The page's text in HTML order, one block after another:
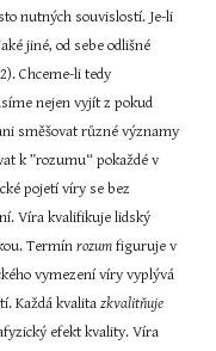
nutných souvislostí. Je-li
jiné, od sebe odlišné
Chceme-li tedy
nejen vyjít z pokud
směšovat různé významy
k ”rozumu“ pokaždé v
pojetí víry se bez
Víra kvalifikuje lidský
Termín rozum figuruje v
vymezení víry vyplývá
Každá kvalita zkvalitňuje
efekt kvality. Víra